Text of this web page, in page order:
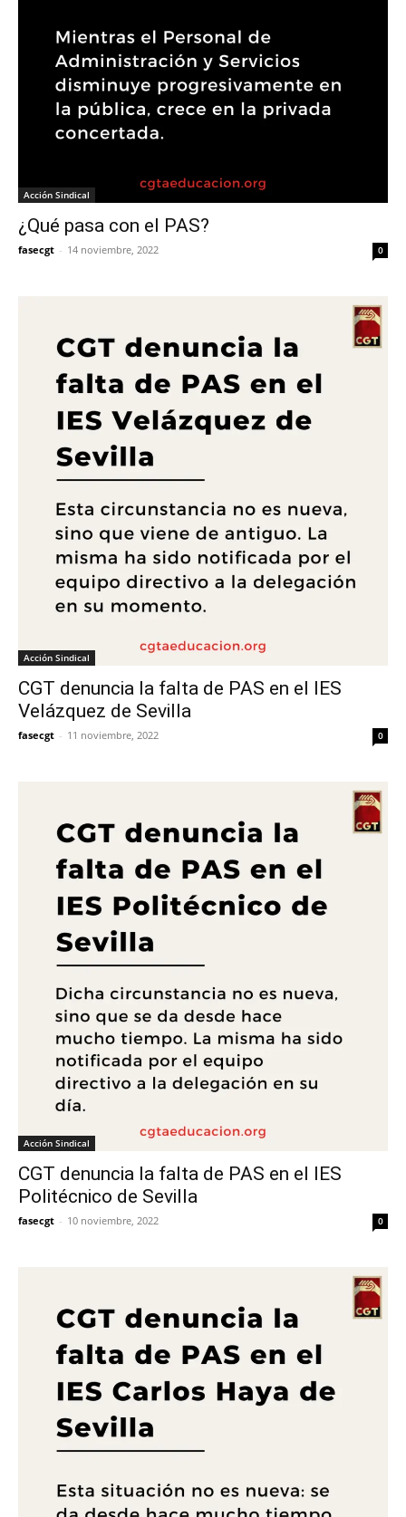
Acción Sindical
¿Qué pasa con el PAS?
fasecgt - 14 noviembre, 2022 0
Acción Sindical
CGT denuncia la falta de PAS en el IES
Velázquez de Sevilla
fasecgt - 11 noviembre, 2022 0
Acción Sindical
CGT denuncia la falta de PAS en el IES
Politécnico de Sevilla
fasecgt - 10 noviembre, 2022 0